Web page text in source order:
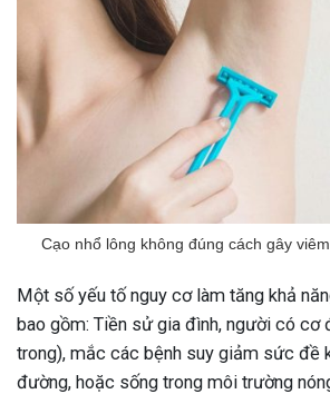
Cạo nhổ lông không đúng cách gây
Một số yếu tố nguy cơ làm tăng khả
bao gồm: Tiền sử gia đình, người có cơ
trong), mắc các bệnh suy giảm sức đề
đường, hoặc sống trong môi trường